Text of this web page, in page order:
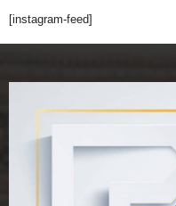
[instagram-feed]